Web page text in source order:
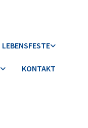
LEBENSFESTE
KONTAKT